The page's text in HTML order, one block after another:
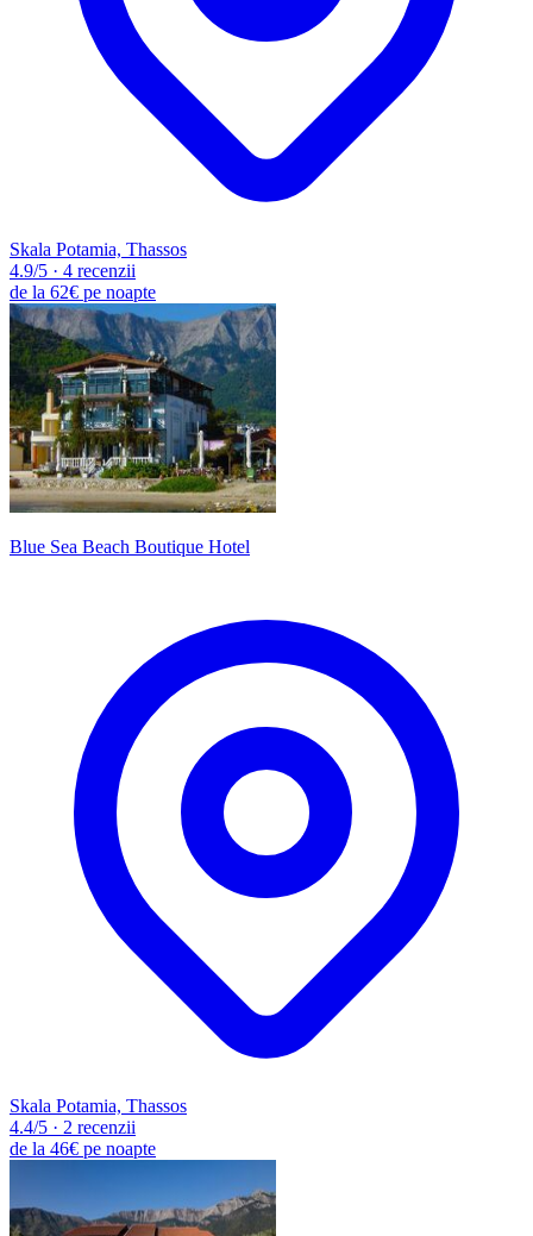
Skala Potamia, Thassos
4.9/5 · 4 recenzii
de la 62€ pe noapte
Blue Sea Beach Boutique Hotel
Skala Potamia, Thassos
4.4/5 · 2 recenzii
de la 46€ pe noapte